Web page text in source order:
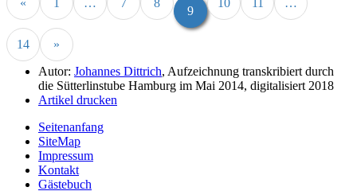
« … 7 8
9
10 …
14
»
Autor: Johannes Dittrich, Aufzeichnung transkribiert durch
die Sütterlinstube Hamburg im Mai 2014, digitalisiert 2018
Artikel drucken
Seitenanfang
SiteMap
Impressum
Kontakt
Gästebuch